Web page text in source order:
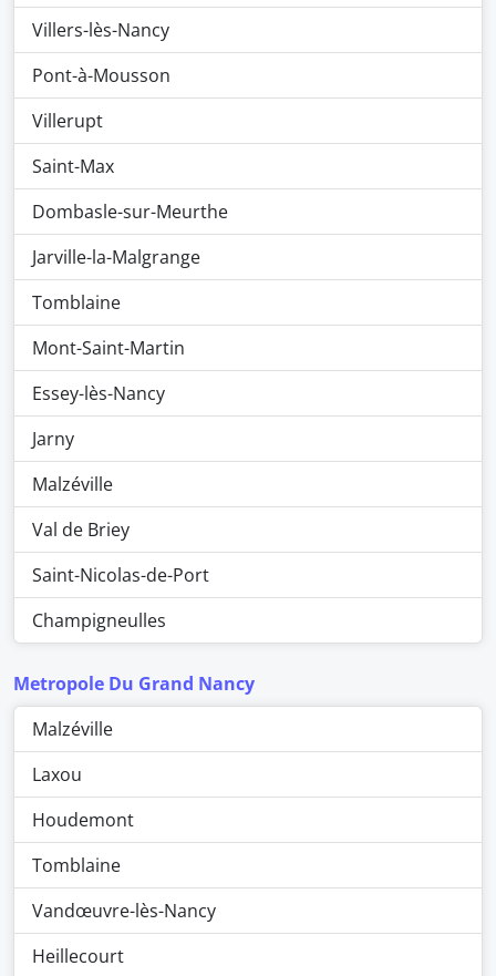
Villers-lès-Nancy
Pont-à-Mousson
Villerupt
Saint-Max
Dombasle-sur-Meurthe
Jarville-la-Malgrange
Tomblaine
Mont-Saint-Martin
Essey-lès-Nancy
Jarny
Malzéville
Val de Briey
Saint-Nicolas-de-Port
Champigneulles
Metropole Du Grand Nancy
Malzéville
Laxou
Houdemont
Tomblaine
Vandœuvre-lès-Nancy
Heillecourt